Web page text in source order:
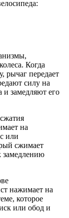
Когда
рычаг передает
силу на
и замедляют его
на
или
сжимает
замедлению
нажимает на
которое
или обод и